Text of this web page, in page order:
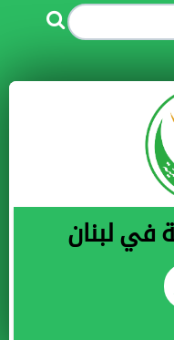
في لبنان